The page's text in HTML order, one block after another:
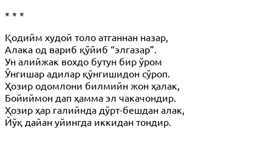
* * *
Қодийм худой толо атганнан назар,
Алака од вариб қўйиб “элгазар”.
Ун алийжак вохдо бутун бир ўром
Ўнгишар адилар қўнгишидон сўроп.
Ҳозир одомлони билмийн жон ҳалак,
Бойиймон дап ҳамма эл чакачондир.
Ҳозир ҳар галийнда дўрт-бешдан алак,
Йўқ дайан уйингда иккидан тондир.